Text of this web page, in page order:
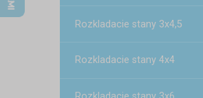
Rozkladacie stany 3x4,5
Rozkladacie stany 4x4